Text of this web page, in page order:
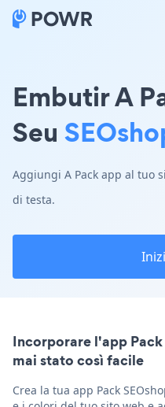
Embutir A
Seu
Aggiungi A Pack app al tuo
di testa.
Incorporare l'app Pack
mai stato così facile
Crea la tua app Pack